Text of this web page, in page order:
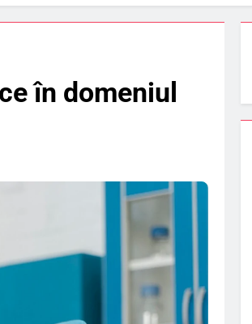
în domeniul